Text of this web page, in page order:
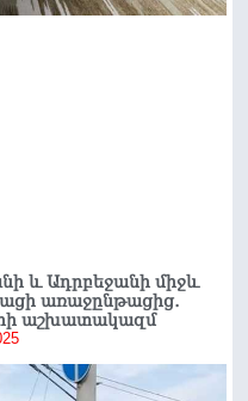
և Ադրբեջանի միջև
առաջընթացից․
աշխատակազմ